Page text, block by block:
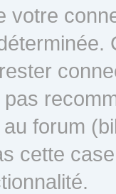
votre
pas
forum
cette